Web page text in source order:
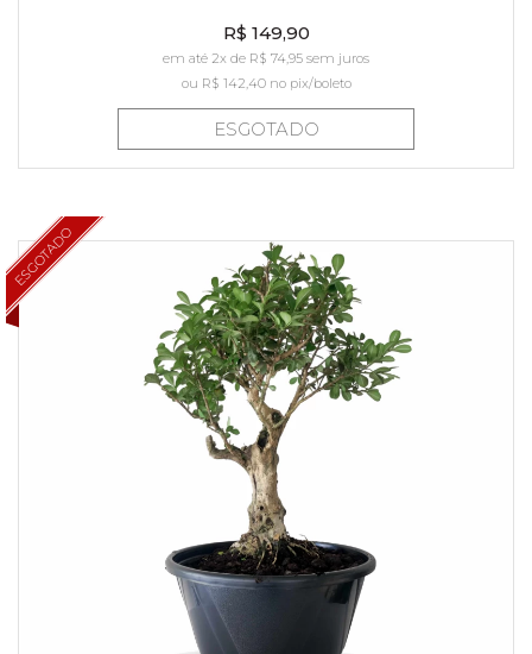
R$ 149,90
em até 2x de R$ 74,95 sem juros
ou R$ 142,40no pix/boleto
ESGOTADO
ESGOTADO